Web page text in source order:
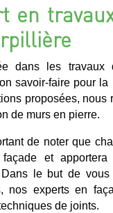
en
dans les travaux
savoir-faire pour
proposées,
de murs en pierre.
de noter que
et
Dans le but de
nos experts en
de joints.